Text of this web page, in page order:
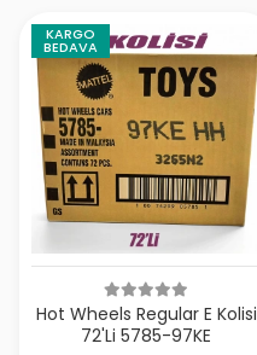
KARGO
BEDAVA
Hot Wheels Regular E Kolisi
72'Li 5785-97KE